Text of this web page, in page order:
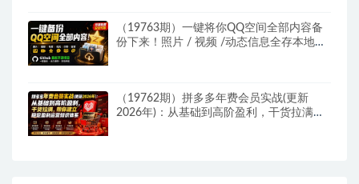
（19763期）一键将你QQ空间全部内容备
份下来！照片 / 视频 /动态信息全存本地，
（19762期）拼多多年费会员实战(更新
2026年)：从基础到高阶盈利，干货拉满，